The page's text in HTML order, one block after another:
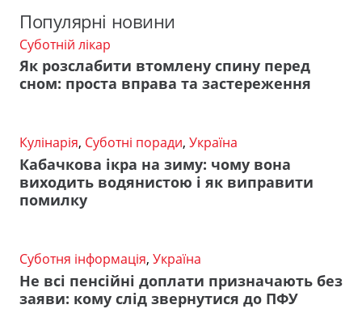
Популярні новини
Суботній лікар
Як розслабити втомлену спину перед
сном: проста вправа та застереження
Кулінарія, Суботні поради, Україна
Кабачкова ікра на зиму: чому вона
виходить водянистою і як виправити
помилку
Суботня інформація, Україна
Не всі пенсійні доплати призначають без
заяви: кому слід звернутися до ПФУ